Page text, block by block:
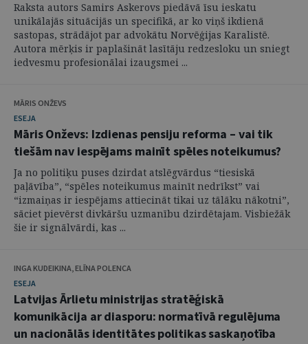
Raksta autors Samirs Askerovs piedāvā īsu ieskatu
unikālajās situācijās un specifikā, ar ko viņš ikdienā
sastopas, strādājot par advokātu Norvēģijas Karalistē.
Autora mērķis ir paplašināt lasītāju redzesloku un sniegt
iedvesmu profesionālai izaugsmei ...
MĀRIS ONŽEVS
ESEJA
Māris Onževs: Izdienas pensiju reforma – vai tik
tiešām nav iespējams mainīt spēles noteikumus?
Ja no politiķu puses dzirdat atslēgvārdus “tiesiskā
paļāvība”, “spēles noteikumus mainīt nedrīkst” vai
“izmaiņas ir iespējams attiecināt tikai uz tālāku nākotni”,
sāciet pievērst divkāršu uzmanību dzirdētajam. Visbiežāk
šie ir signālvārdi, kas ...
INGA KUDEIKINA, ELĪNA POLENCA
ESEJA
Latvijas Ārlietu ministrijas stratēģiskā
komunikācija ar diasporu: normatīvā regulējuma
un nacionālās identitātes politikas saskaņotība